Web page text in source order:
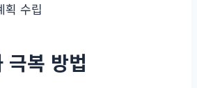
획 수립
극복 방법